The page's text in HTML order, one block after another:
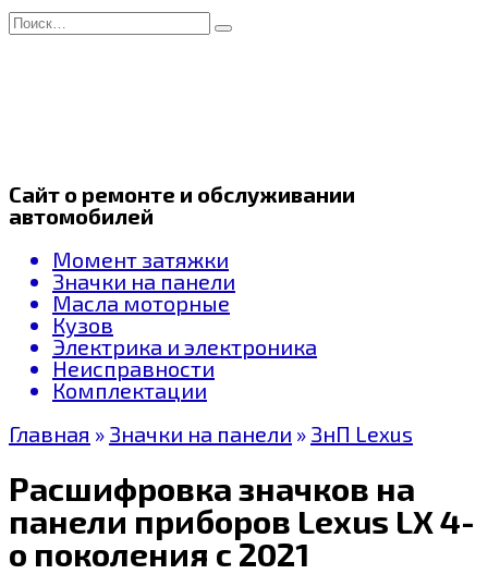
Перейти
к
Search
for:
Сайт о ремонте и обслуживании
автомобилей
Момент затяжки
Значки на панели
Масла моторные
Кузов
Электрика и электроника
Неисправности
Комплектации
Главная » Значки на панели » ЗнП Lexus
Расшифровка значков на
панели приборов Lexus LX 4-
о поколения с 2021